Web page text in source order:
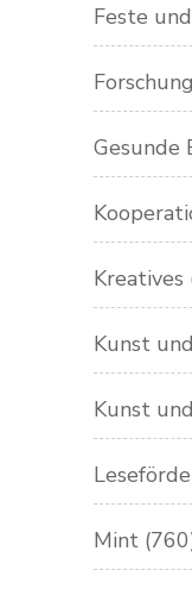
Feste
Forschung
Gesunde
Kreatives
Kunst
Kunst
Mint